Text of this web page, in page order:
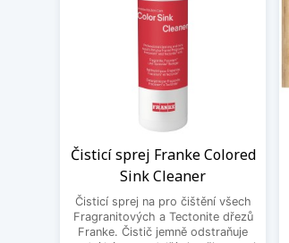
Čisticí sprej Franke Colored
Sink Cleaner
Čisticí sprej na pro čištění všech
Fragranitových a Tectonite dřezů
Franke. Čistič jemně odstraňuje